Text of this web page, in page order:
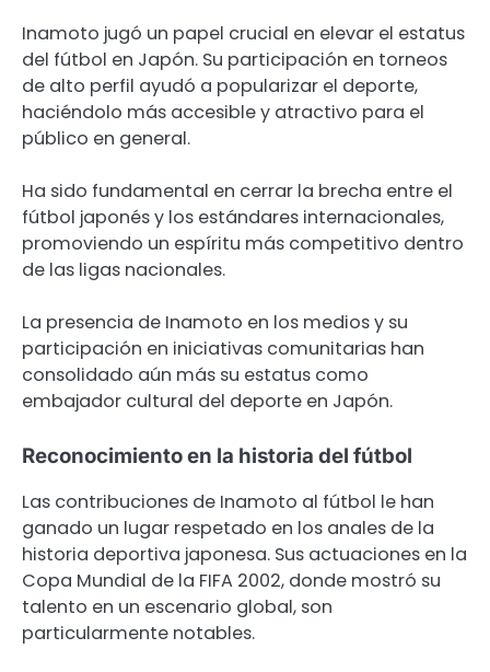
Inamoto jugó un papel crucial en elevar el estatus
del fútbol en Japón. Su participación en torneos
de alto perfil ayudó a popularizar el deporte,
haciéndolo más accesible y atractivo para el
público en general.
Ha sido fundamental en cerrar la brecha entre el
fútbol japonés y los estándares internacionales,
promoviendo un espíritu más competitivo dentro
de las ligas nacionales.
La presencia de Inamoto en los medios y su
participación en iniciativas comunitarias han
consolidado aún más su estatus como
embajador cultural del deporte en Japón.
Reconocimiento en la historia del fútbol
Las contribuciones de Inamoto al fútbol le han
ganado un lugar respetado en los anales de la
historia deportiva japonesa. Sus actuaciones en la
Copa Mundial de la FIFA 2002, donde mostró su
talento en un escenario global, son
particularmente notables.